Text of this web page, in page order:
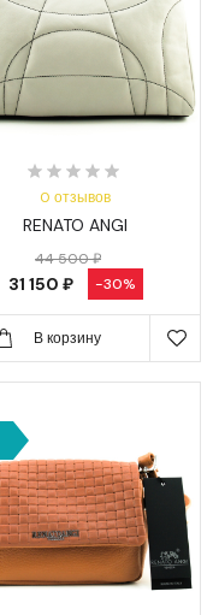
0 отзывов
RENATO ANGI
44 500 ₽
31 150 ₽ -30%
В корзину